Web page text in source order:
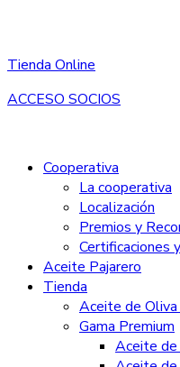
Tienda Online
ACCESO SOCIOS
Cooperativa
La cooperativa
Localización
Premios y
Certificaciones
Aceite Pajarero
Tienda
Aceite de
Gama Premium
Aceite de